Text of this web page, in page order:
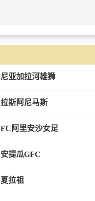
尼亚加拉河雄狮
拉斯阿尼马斯
FC阿里安沙女足
安提瓜GFC
夏拉祖